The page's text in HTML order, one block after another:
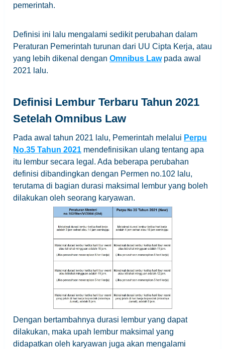
pemerintah.
Definisi ini lalu mengalami sedikit perubahan dalam
Peraturan Pemerintah turunan dari UU Cipta Kerja, atau
yang lebih dikenal dengan Omnibus Lawpada awal
2021 lalu.
Definisi Lembur Terbaru Tahun 2021
Setelah Omnibus Law
Pada awal tahun 2021 lalu, Pemerintah melalui Perpu
No.35 Tahun 2021 mendefinisikan ulang tentang apa
itu lembur secara legal. Ada beberapa perubahan
definisi dibandingkan dengan Permen no.102 lalu,
terutama di bagian durasi maksimal lembur yang boleh
dilakukan oleh seorang karyawan.
Dengan bertambahnya durasi lembur yang dapat
dilakukan, maka upah lembur maksimal yang
didapatkan oleh karyawan juga akan mengalami